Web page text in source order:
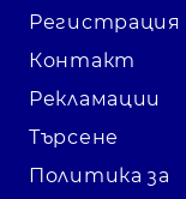
Регистрация
Контакт
Рекламации
Търсене
Политика за